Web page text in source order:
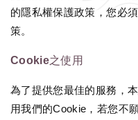
的隱私權保護政策，您必
策。
Cookie之使用
為了提供您最佳的服務，
用我們的Cookie，若您不